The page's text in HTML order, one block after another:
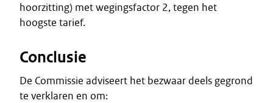
hoorzitting) met wegingsfactor 2, tegen het
hoogste tarief.
Conclusie
De Commissie adviseert het bezwaar deels gegrond
te verklaren en om: